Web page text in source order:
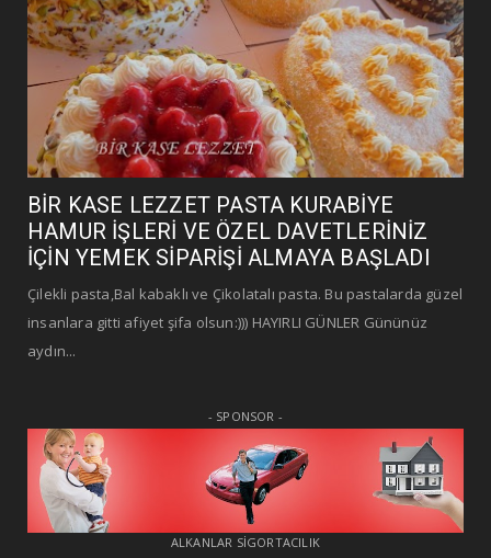
BİR KASE LEZZET PASTA KURABİYE
HAMUR İŞLERİ VE ÖZEL DAVETLERİNİZ
İÇİN YEMEK SİPARİŞİ ALMAYA BAŞLADI
Çilekli pasta,Bal kabaklı ve Çikolatalı pasta. Bu pastalarda güzel
insanlara gitti afiyet şifa olsun:))) HAYIRLI GÜNLER Gününüz
aydın...
- SPONSOR -
ALKANLAR SİGORTACILIK